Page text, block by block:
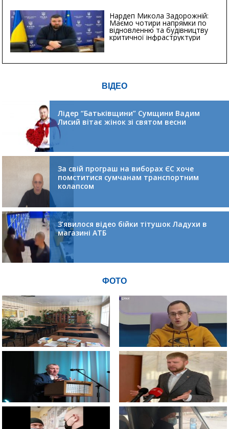
Нардеп Микола Задорожній:
Маємо чотири напрямки по
відновленню та будівництву
критичної інфраструктури
ВІДЕО
Лідер “Батьківщини” Сумщини Вадим
Лисий вітає жінок зі святом весни
За свій програш на виборах ЄС хоче
помститися сумчанам транспортним
колапсом
З’явилося відео бійки тітушок Ладухи в
магазині АТБ
ФОТО